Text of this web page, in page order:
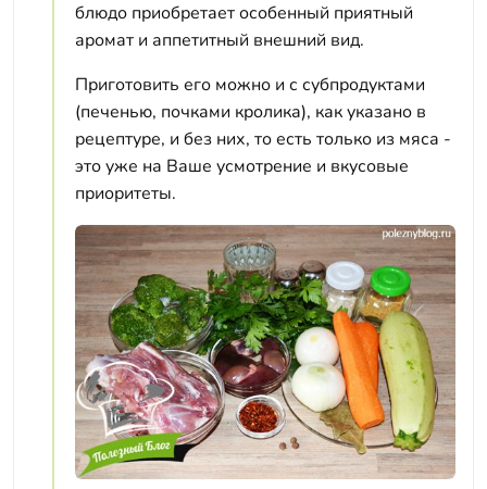
блюдо приобретает особенный приятный
аромат и аппетитный внешний вид.
Приготовить его можно и с субпродуктами
(печенью, почками кролика), как указано в
рецептуре, и без них, то есть только из мяса -
это уже на Ваше усмотрение и вкусовые
приоритеты.